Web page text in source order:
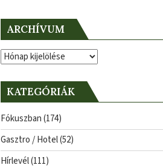
ARCHÍVUM
Archívum
KATEGÓRIÁK
Fókuszban(174)
Gasztro / Hotel(52)
Hírlevél(111)